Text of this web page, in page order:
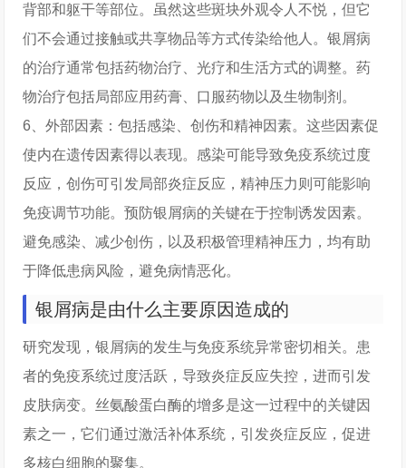
背部和躯干等部位。虽然这些斑块外观令人不悦，但它
们不会通过接触或共享物品等方式传染给他人。银屑病
的治疗通常包括药物治疗、光疗和生活方式的调整。药
物治疗包括局部应用药膏、口服药物以及生物制剂。
6、外部因素：包括感染、创伤和精神因素。这些因素促
使内在遗传因素得以表现。感染可能导致免疫系统过度
反应，创伤可引发局部炎症反应，精神压力则可能影响
免疫调节功能。预防银屑病的关键在于控制诱发因素。
避免感染、减少创伤，以及积极管理精神压力，均有助
于降低患病风险，避免病情恶化。
银屑病是由什么主要原因造成的
研究发现，银屑病的发生与免疫系统异常密切相关。患
者的免疫系统过度活跃，导致炎症反应失控，进而引发
皮肤病变。丝氨酸蛋白酶的增多是这一过程中的关键因
素之一，它们通过激活补体系统，引发炎症反应，促进
多核白细胞的聚集。